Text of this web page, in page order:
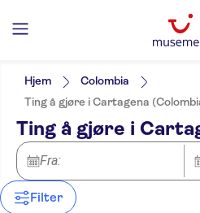
Filters
Min NOK Max
Alternativer
Elektronisk billett
Øyeblikkelig bekreftelse
Guidet rundtur
Gratis kansellering
Måltid er inkludert
Små Grupper
Kategorier
Kveldsturer
Utendørsaktiviteter
Utflukter og dagsturer
Sightseeing og
English
French
Italian
Hjem
Colombia
Ting å gjøre i Cartagena
Ting å gjøre i
Fra:
Filter